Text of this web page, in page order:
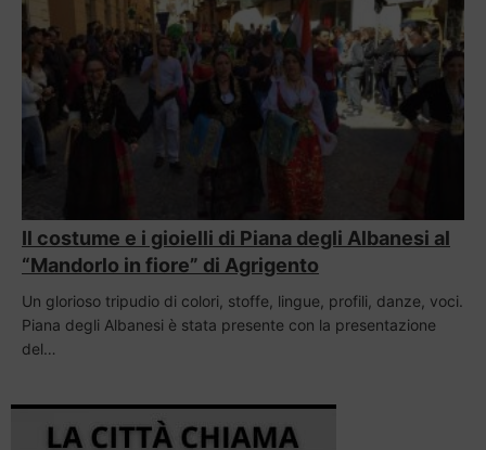
Il costume e i gioielli di Piana degli Albanesi al
“Mandorlo in fiore” di Agrigento
Un glorioso tripudio di colori, stoffe, lingue, profili, danze, voci.
Piana degli Albanesi è stata presente con la presentazione
del…